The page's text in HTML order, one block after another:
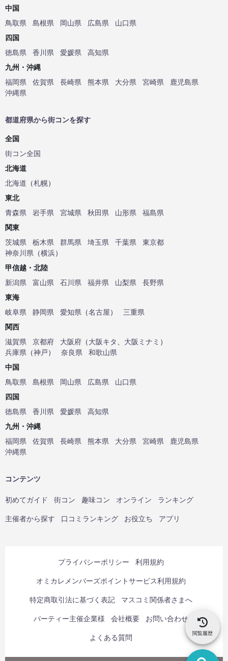
閲覧履歴
中国
鳥取県
島根県 岡山県 広島県
山口県
四国
徳島県
香川県 愛媛県
高知県
九州・沖縄
福岡県
佐賀県 長崎県 熊本県 大分県 宮崎県
鹿児島県
沖縄県
都道府県から街コンを探す
全国
街コン全国
北海道
北海道 （札幌）
東北
青森県
岩手県 宮城県 秋田県 山形県
福島県
関東
茨城県
栃木県 群馬県 埼玉県 千葉県
東京都
神奈川県 （横浜）
甲信越・北陸
新潟県
富山県 石川県 福井県 山梨県
長野県
東海
岐阜県
静岡県 愛知県 （名古屋）
三重県
関西
滋賀県
京都府 大阪府 （大阪キタ 大阪ミナミ ）
兵庫県 （神戸） 奈良県
和歌山県
中国
鳥取県
島根県 岡山県 広島県
山口県
四国
徳島県
香川県 愛媛県
高知県
九州・沖縄
福岡県
佐賀県 長崎県 熊本県 大分県 宮崎県
鹿児島県
沖縄県
コンテンツ
初めてガイド 街コン 趣味コン オンライン ランキング
主催者から探す 口コミランキング お役立ち アプリ
プライバシーポリシー 利用規約
オミカレメンバーズポイントサービス利用規約
特定商取引法に基づく表記 マスコミ関係者さまへ
パーティー主催企業様 会社概要 お問い合わせ
よくある質問